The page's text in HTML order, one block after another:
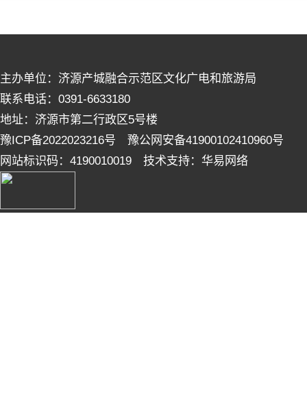
主办单位：济源产城融合示范区文化广电和旅游局
联系电话：0391-6633180
地址：济源市第二行政区5号楼
豫ICP备2022023216号 豫公网安备41900102410960号
网站标识码：4190010019 技术支持：华易网络